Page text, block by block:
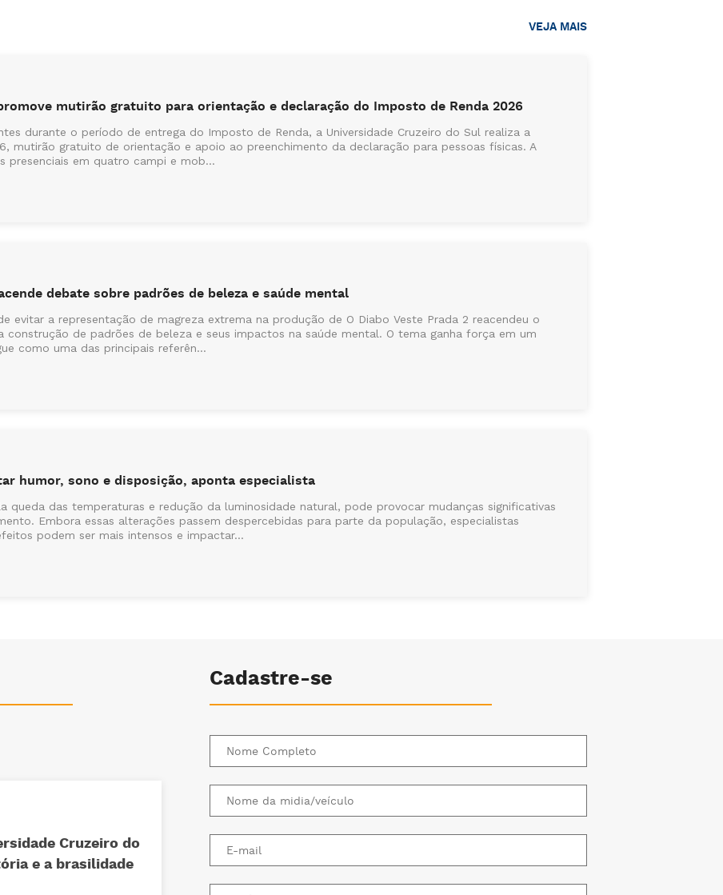
VEJA MAIS
mutirão gratuito para orientação e declaração do Imposto de Renda 2026
durante o período de entrega do Imposto de Renda, a Universidade Cruzeiro do Sul realiza a
mutirão gratuito de orientação e apoio ao preenchimento da declaração para pessoas físicas. A
presenciais em quatro campi e mob...
debate sobre padrões de beleza e saúde mental
evitar a representação de magreza extrema na produção de O Diabo Veste Prada 2 reacendeu o
de padrões de beleza e seus impactos na saúde mental. O tema ganha força em um
como uma das principais referên...
humor, sono e disposição, aponta especialista
queda das temperaturas e redução da luminosidade natural, pode provocar mudanças significativas
Embora essas alterações passem despercebidas para parte da população, especialistas
podem ser mais intensos e impactar...
Cruzeiro do
e a brasilidade
Cadastre-se